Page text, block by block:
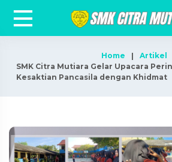
Home
Artikel
SMK Citra Mutiara Gelar Upacara
Kesaktian Pancasila dengan Khidmat